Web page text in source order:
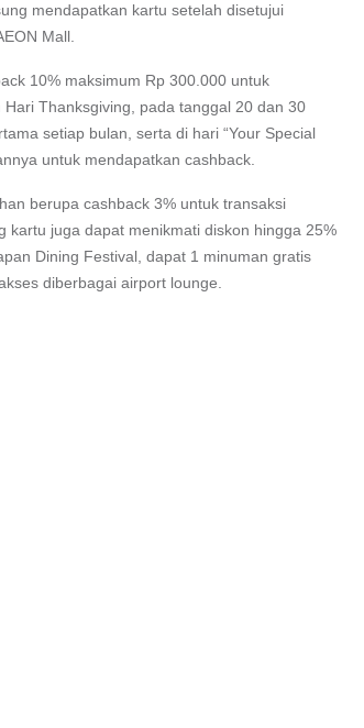
mendapatkan kartu setelah disetujui
Mall.
10% maksimum Rp 300.000 untuk
Thanksgiving, pada tanggal 20 dan 30
setiap bulan, serta di hari “Your Special
untuk mendapatkan cashback.
berupa cashback 3% untuk transaksi
kartu juga dapat menikmati diskon hingga 25%
Dining Festival, dapat 1 minuman gratis
diberbagai airport lounge.